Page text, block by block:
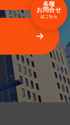
各種
お問合せ
はこちら